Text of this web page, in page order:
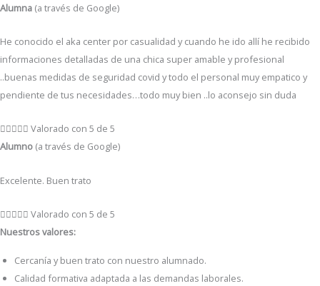
Alumna (a través de Google)
He conocido el aka center por casualidad y cuando he ido allí he recibido
informaciones detalladas de una chica super amable y profesional
..buenas medidas de seguridad covid y todo el personal muy empatico y
pendiente de tus necesidades…todo muy bien ..lo aconsejo sin duda
 Valorado con 5 de 5
Alumno (a través de Google)
Excelente. Buen trato
 Valorado con 5 de 5
Nuestros valores:
Cercanía y buen trato con nuestro alumnado.
Calidad formativa adaptada a las demandas laborales.